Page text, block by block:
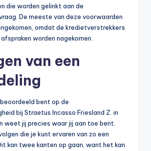
die worden gelinkt aan de
De meeste van deze voorwaarden
omdat de kredietverstrekkers
worden nagekomen.
van een
bent op de
bij Straetus Incasso Friesland Z. in
weet jij precies waar jij aan toe bent.
die je kunt ervaren van zo een
kan twee kanten op gaan, want het kan